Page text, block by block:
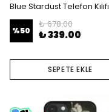
Blue Stardust Telefon Kılıfı
%50
₺ 678.00
₺ 339.00
SEPETE EKLE